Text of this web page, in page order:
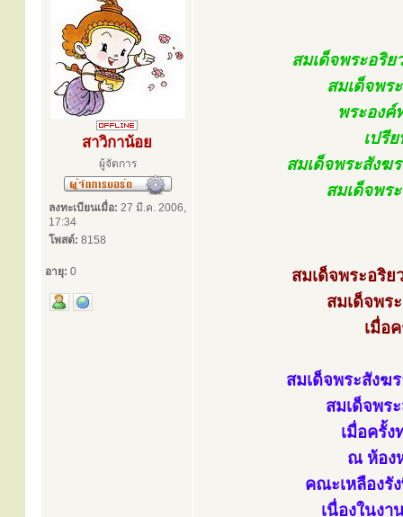
สาวิกาน้อย
ผู้จัดการ
ลงทะเบียนเมื่อ: 27 มี.ค. 2006,
17:34
โพสต์: 8158
อายุ: 0
สมเด็จพระอริ
สมเด็จพร
พระองค์
เปรี
สมเด็จพระสังฆ
สมเด็จพร
สมเด็จพระอริ
สมเด็จพร
เมื่อ
สมเด็จพระสังฆ
สมเด็จพร
เมื่อครั้
ณ ห้อง
คณะเหลืองรั
เนื่องในง